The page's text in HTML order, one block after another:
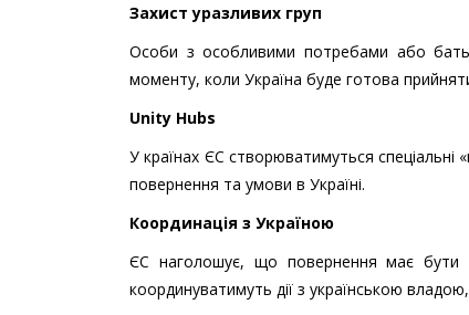
Захист уразливих груп
Особи з особливими потребами або
моменту, коли Україна буде готова
Unity Hubs
У країнах ЄС створюватимуться спеціальні
повернення та умови в Україні.
Координація з Україною
ЄС наголошує, що повернення має бути
координуватимуть дії з українською